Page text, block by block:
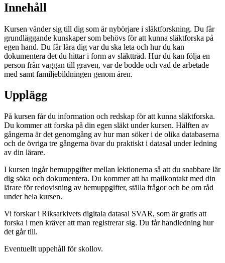
Innehåll
Kursen vänder sig till dig som är nybörjare i släktforskning. Du får
grundläggande kunskaper som behövs för att kunna släktforska på
egen hand. Du får lära dig var du ska leta och hur du kan
dokumentera det du hittar i form av släktträd. Hur du kan följa en
person från vaggan till graven, var de bodde och vad de arbetade
med samt familjebildningen genom åren.
Upplägg
På kursen får du information och redskap för att kunna släktforska.
Du kommer att forska på din egen släkt under kursen. Hälften av
gångerna är det genomgång av hur man söker i de olika databaserna
och de övriga tre gångerna övar du praktiskt i datasal under ledning
av din lärare.
I kursen ingår hemuppgifter mellan lektionerna så att du snabbare lär
dig söka och dokumentera. Du kommer att ha mailkontakt med din
lärare för redovisning av hemuppgifter, ställa frågor och be om råd
under hela kursen.
Vi forskar i Riksarkivets digitala datasal SVAR, som är gratis att
forska i men kräver att man registrerar sig. Du får handledning hur
det går till.
Eventuellt uppehåll för skollov.